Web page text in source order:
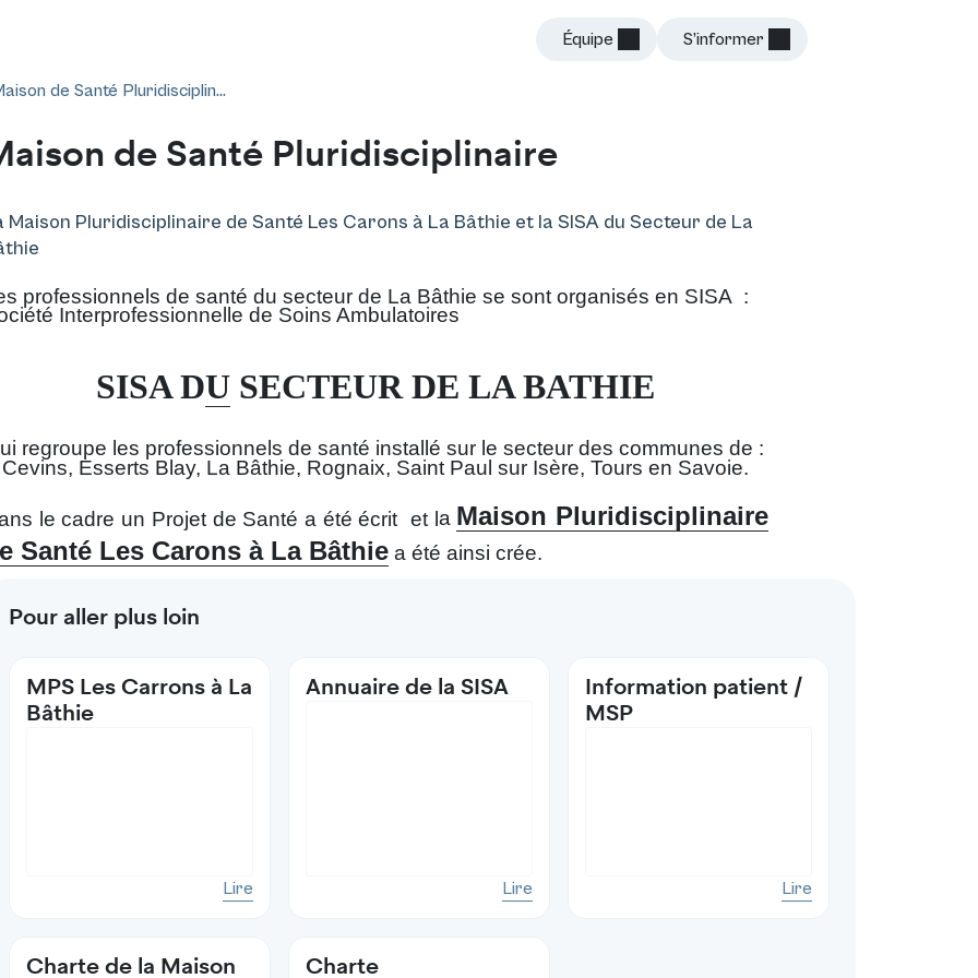
Équipe S’informer
de Santé Pluridisciplin...
de Santé Pluridisciplinaire
Maison Pluridisciplinaire de Santé Les Carons à La Bâthie et la SISA du Secteur de La
professionnels de santé du secteur de La Bâthie se sont organisés en SISA :
Interprofessionnelle de Soins Ambulatoires
SISA DU SECTEUR DE LA BATHIE
regroupe les professionnels de santé installé sur le secteur des communes de :
Cevins, Esserts Blay, La Bâthie, Rognaix, Saint Paul sur Isère, Tours en Savoie.
le cadre un Projet de Santé a été écrit et la Maison Pluridisciplinaire
Santé Les Carons à La Bâthie a été ainsi crée.
Pour aller plus loin
MPS Les Carrons à La
Bâthie
Lire
Annuaire de la SISA
Lire
Information patient /
MSP
Lire
Charte de la Maison Charte